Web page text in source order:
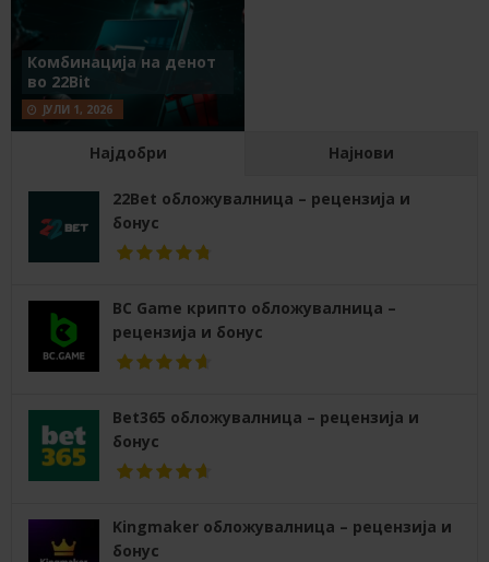
Комбинација на денот
во 22Bit
ЈУЛИ 1, 2026
Најдобри Најнови
22Bet обложувалница – рецензија и
бонус
BC Game крипто обложувалница –
рецензија и бонус
Bet365 обложувалница – рецензија и
бонус
Kingmaker обложувалница – рецензија и
бонус